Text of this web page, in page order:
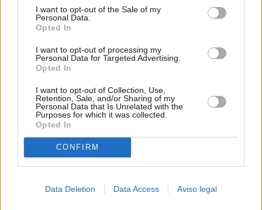
cualquier momento entrando de nuevo en este sitio web o
visitando nuestra política de privacidad.
I want to opt-out of the Sale of my
Personal Data.
Opted In
I want to opt-out of processing my
Personal Data for Targeted Advertising.
Opted In
I want to opt-out of Collection, Use,
Retention, Sale, and/or Sharing of my
Personal Data that Is Unrelated with the
Purposes for which it was collected.
Opted In
CONFIRM
Data Deletion Data Access Aviso legal